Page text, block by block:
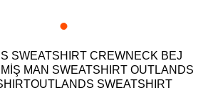
SWEATSHIRT CREWNECK BEJ
MAN SWEATSHIRT OUTLANDS
SWEATSHIRT